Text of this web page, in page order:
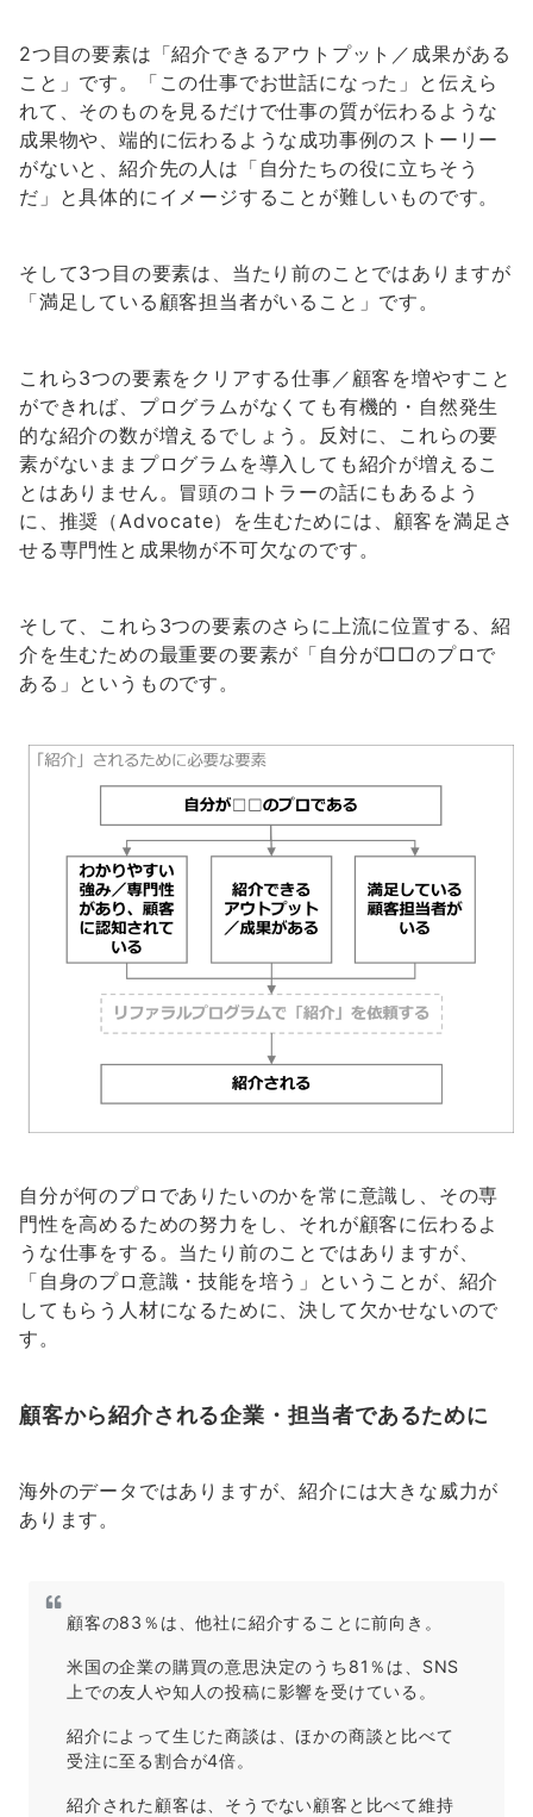
2つ目の要素は「紹介できるアウトプット／成果がある
こと」です。「この仕事でお世話になった」と伝えら
れて、そのものを見るだけで仕事の質が伝わるような
成果物や、端的に伝わるような成功事例のストーリー
がないと、紹介先の人は「自分たちの役に立ちそう
だ」と具体的にイメージすることが難しいものです。
そして3つ目の要素は、当たり前のことではありますが
「満足している顧客担当者がいること」です。
これら3つの要素をクリアする仕事／顧客を増やすこと
ができれば、プログラムがなくても有機的・自然発生
的な紹介の数が増えるでしょう。反対に、これらの要
素がないままプログラムを導入しても紹介が増えるこ
とはありません。冒頭のコトラーの話にもあるよう
に、推奨（Advocate）を生むためには、顧客を満足さ
せる専門性と成果物が不可欠なのです。
そして、これら3つの要素のさらに上流に位置する、紹
介を生むための最重要の要素が「自分が□□のプロで
ある」というものです。
自分が何のプロでありたいのかを常に意識し、その専
門性を高めるための努力をし、それが顧客に伝わるよ
うな仕事をする。当たり前のことではありますが、
「自身のプロ意識・技能を培う」ということが、紹介
してもらう人材になるために、決して欠かせないので
す。
顧客から紹介される企業・担当者であるために
海外のデータではありますが、紹介には大きな威力が
あります。
顧客の83％は、他社に紹介することに前向き。
米国の企業の購買の意思決定のうち81％は、SNS
上での友人や知人の投稿に影響を受けている。
紹介によって生じた商談は、ほかの商談と比べて
受注に至る割合が4倍。
紹介された顧客は、そうでない顧客と比べて維持